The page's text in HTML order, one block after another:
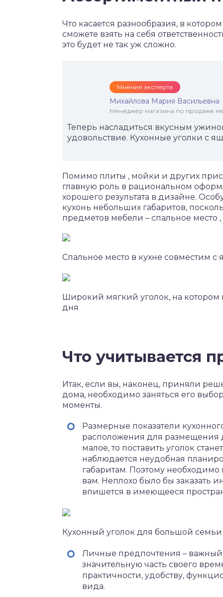
Что касается разнообразия, в
сможете взять на себя
это будет не так уж сложно.
Мнение эксперта
Михайлова Мария Васильевна
Менеджер магазина по продаже
Теперь насладиться вкусным
удовольствие. Кухонные уголки с
Помимо плиты , мойки и других
главную роль в рациональном
хорошего результата в дизайне.
кухонь небольших габаритов,
предметов мебели – спальное место
Спальное место в кухне совместим
Широкий мягкий уголок, на котором
дня
Что учитывается
Итак, если вы, наконец, приняли
дома, необходимо заняться его
моменты.
Размерные показатели
расположения для размещения
малое, то поставить уголок
наблюдается неудобная
габаритам. Поэтому
вам. Неплохо было бы заказать
впишется в имеющееся
Кухонный уголок для большой
Личные предпочтения – важный
значительную часть своего
практичности, удобству,
вида.